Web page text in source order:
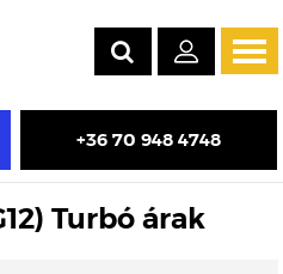
+36 70 948 4748
Turbó árak